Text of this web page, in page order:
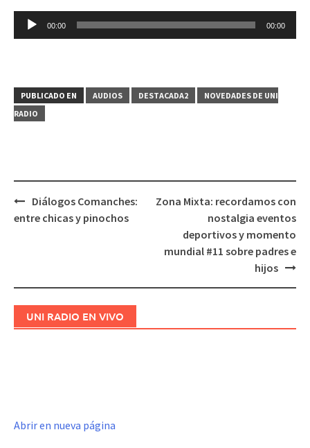
Reproductor
00:00 00:00
PUBLICADO EN AUDIOS DESTACADA2
NOVEDADES DE UNI
RADIO
Navegación
Diálogos Comanches:
entre chicas y pinochos
Zona Mixta: recordamos con
nostalgia eventos
deportivos y momento
mundial #11 sobre padres e
hijos
UNI RADIO EN VIVO
Abrir en nueva página